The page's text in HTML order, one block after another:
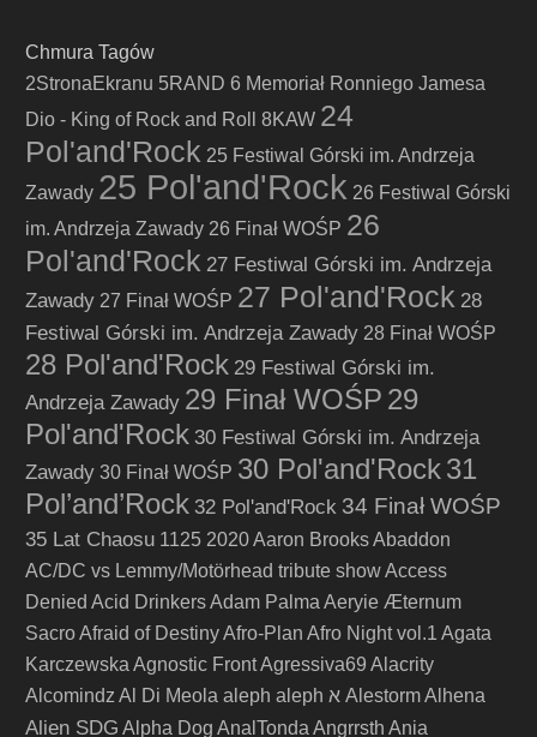
Chmura Tagów
2StronaEkranu 5RAND 6 Memoriał Ronniego Jamesa
Dio - King of Rock and Roll
8KAW 24
Pol'and'Rock 25 Festiwal Górski im. Andrzeja
Zawady 25 Pol'and'Rock 26 Festiwal Górski
im. Andrzeja Zawady 26 Finał WOŚP 26
Pol'and'Rock 27 Festiwal Górski im. Andrzeja
Zawady 27 Finał WOŚP 27 Pol'and'Rock 28
Festiwal Górski im. Andrzeja Zawady 28 Finał WOŚP
28 Pol'and'Rock 29 Festiwal Górski im.
Andrzeja Zawady 29 Finał WOŚP 29
Pol'and'Rock 30 Festiwal Górski im. Andrzeja
Zawady 30 Finał WOŚP 30 Pol'and'Rock31
Pol’and’Rock 32 Pol'and'Rock 34 Finał WOŚP
35 Lat Chaosu 1125 2020Aaron BrooksAbaddon
AC/DC vs Lemmy/Motörhead tribute showAccess
Denied Acid DrinkersAdam Palma Aeryie Æternum
SacroAfraid of DestinyAfro-Plan Afro Night vol.1 Agata
Karczewska Agnostic FrontAgressiva69 Alacrity
Alcomindz Al Di Meola aleph aleph א AlestormAlhena
Alien SDG Alpha Dog AnalTonda Angrrsth Ania